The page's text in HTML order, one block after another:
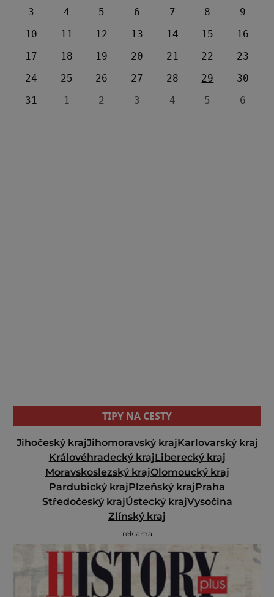
3
4 5 6 7 8
9
10
11 12 13 14 15
16
17
18 19 20 21 22
23
24
25 26 27 28 29
30
31
1 2 3 4 5 6
TIPY NA CESTY
Jihočeský krajJihomoravský krajKarlovarský kraj
Královéhradecký krajLiberecký kraj
Moravskoslezský krajOlomoucký kraj
Pardubický krajPlzeňský krajPraha
Středočeský krajÚstecký krajVysočina
Zlínský kraj
reklama